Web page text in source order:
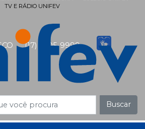
(17) 3405-9999
TV E RÁDIO UNIFEV
Buscar